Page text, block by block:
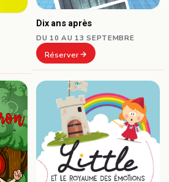
Dix ans après
DU 10 AU 13 SEPTEMBRE
Réserver